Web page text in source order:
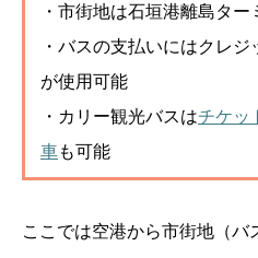
・市街地は石垣港離島ター
・バスの支払いにはクレ
が使用可能
・カリー観光バスはチケッ
車も可能
ここでは空港から市街地（バ